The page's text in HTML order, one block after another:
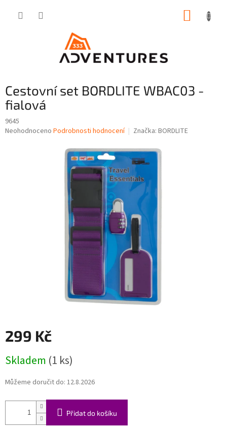
Cestovní set BORDLITE WBAC03 -
fialová
9645
Průměrné
Neohodnoceno Podrobnosti hodnocení Značka: BORDLITE
299 Kč
cena:
Skladem (1 ks)
Můžeme doručit do: 12.8.2026
Přidat do košíku